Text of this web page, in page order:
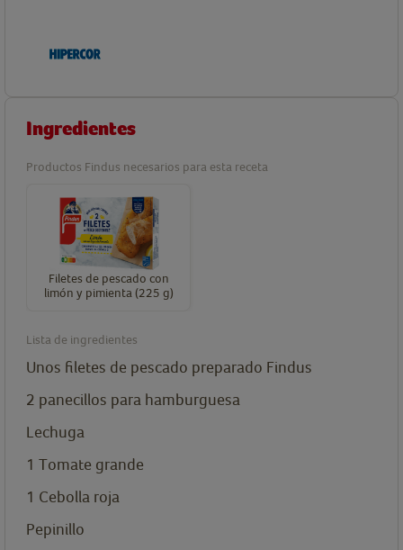
Ingredientes
Productos Findus necesarios para esta receta
Filetes de pescado con
limón y pimienta (225 g)
Lista de ingredientes
Unos filetes de pescado preparado Findus
2 panecillos para hamburguesa
Lechuga
1 Tomate grande
1 Cebolla roja
Pepinillo